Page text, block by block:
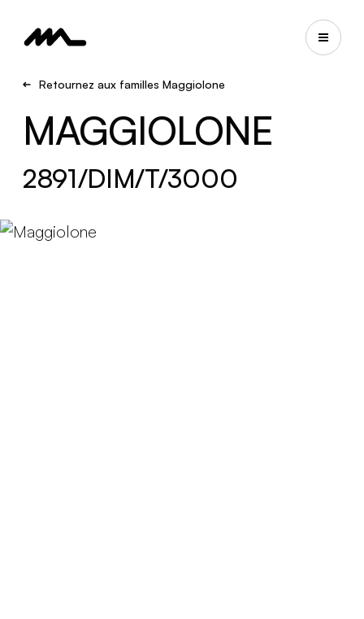
Retournez aux familles Maggiolone
MAGGIOLONE
2891/DIM/T/3000